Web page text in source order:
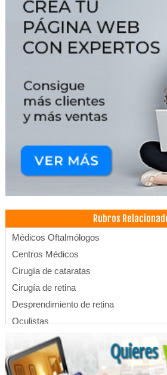
Rubros
Médicos Oftalmólogos
Centros Médicos
Cirugía de cataratas
Cirugía de retina
Desprendimiento de retina
Oculistas
Especialistas en Retina
Cirujanos oftalmólogos
Oftalmología